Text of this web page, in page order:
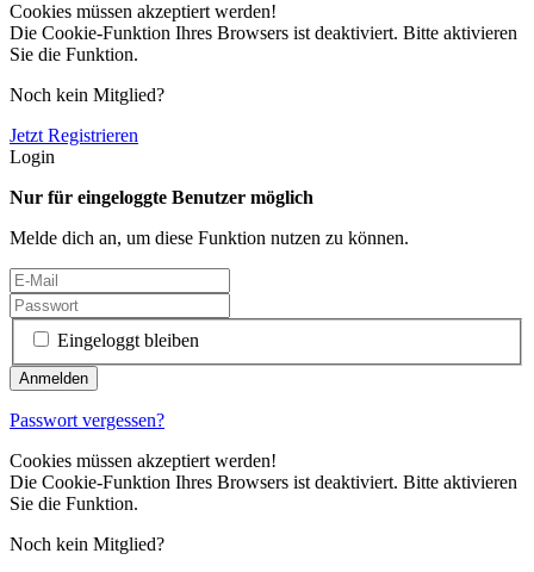
Cookies müssen akzeptiert werden!
Die Cookie-Funktion Ihres Browsers ist deaktiviert. Bitte aktivieren
Sie die Funktion.
Noch kein Mitglied?
Jetzt Registrieren
Login
Nur für eingeloggte Benutzer möglich
Melde dich an, um diese Funktion nutzen zu können.
Eingeloggt bleiben
Passwort vergessen?
Cookies müssen akzeptiert werden!
Die Cookie-Funktion Ihres Browsers ist deaktiviert. Bitte aktivieren
Sie die Funktion.
Noch kein Mitglied?